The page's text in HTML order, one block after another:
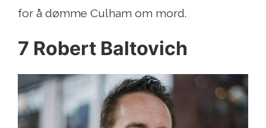
for å dømme Culham om mord.
7 Robert Baltovich